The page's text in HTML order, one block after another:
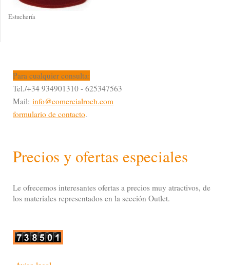
Estuchería
Para cualquier consulta:
Tel./+34 934901310 - 625347563
Mail: info@comercialroch.com
formulario de contacto.
Precios y ofertas especiales
Le ofrecemos interesantes ofertas a precios muy atractivos, de
los materiales representados en la sección Outlet.